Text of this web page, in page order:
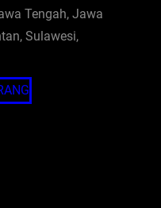
Tengah, Jawa
Sulawesi,